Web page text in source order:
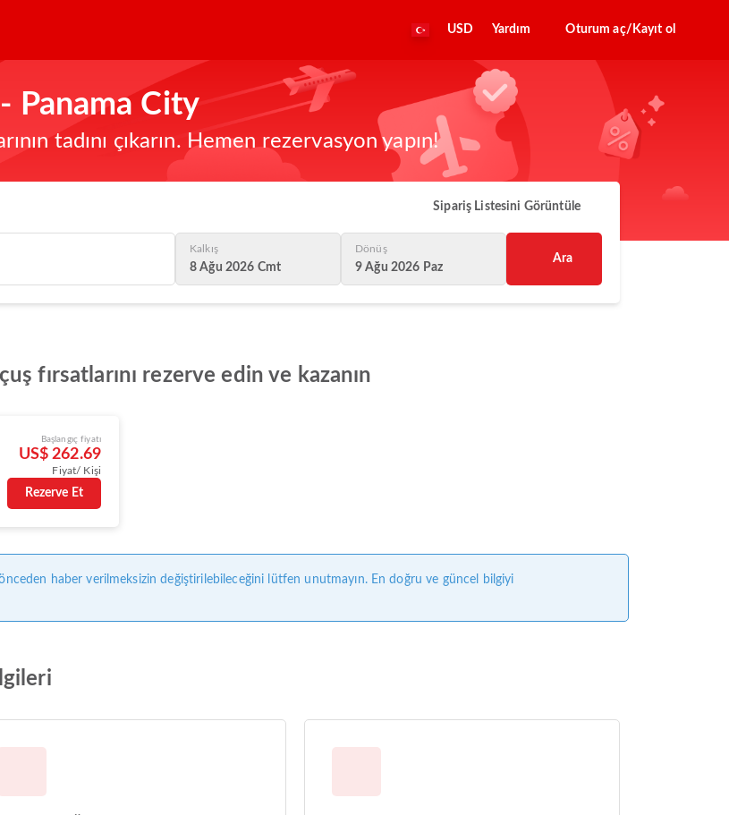
USD Yardım Oturum aç/Kayıt ol
Panama City
tadını çıkarın. Hemen rezervasyon yapın!
Sipariş Listesini Görüntüle
Kalkış
8 Ağu 2026 Cmt
Dönüş
9 Ağu 2026 Paz
Ara
fırsatlarını rezerve edin ve kazanın
Başlangıç fiyatı
US$ 262.69
Fiyat/ Kişi
Rezerve Et
haber verilmeksizin değiştirilebileceğini lütfen unutmayın. En doğru ve güncel bilgiyi